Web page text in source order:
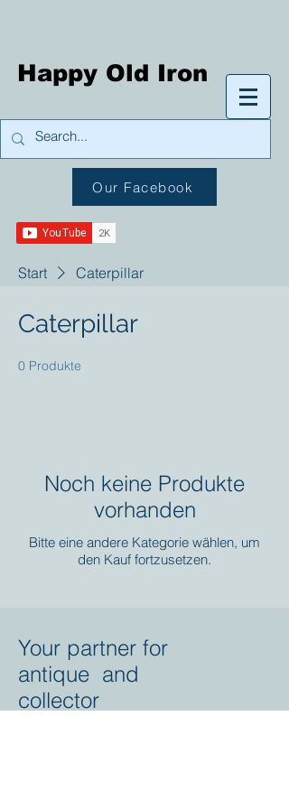
Happy Old Iron
Our Facebook
Start Caterpillar
Caterpillar
0 Produkte
Noch keine Produkte
vorhanden
Bitte eine andere Kategorie wählen, um
den Kauf fortzusetzen.
Your partner for
antique and
collector